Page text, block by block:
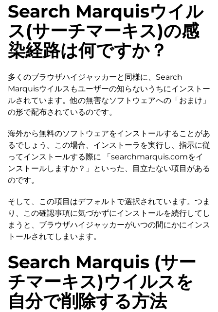
Search Marquisウイル
ス(サーチマーキス)の感
染経路は何ですか？
多くのブラウザハイジャッカーと同様に、Search
Marquisウイルスもユーザーの知らないうちにインストー
ルされています。他の無害なソフトウェアへの「おまけ」
の形で配布されているのです。
海外から無料のソフトウェアをインストールすることがあ
るでしょう。この場合、インストーラを実行し、指示に従
ってインストールする際に 「searchmarquis.comをイ
ンストールしますか？」といった、目立たない項目がある
のです。
そして、この項目はデフォルトで選択されています。つま
り、この確認事項に気づかずにインストールを続行してし
まうと、ブラウザハイジャッカーがいつの間にかにインス
トールされてしまいます。
Search Marquis (サー
チマーキス)ウイルスを
自分で削除する方法